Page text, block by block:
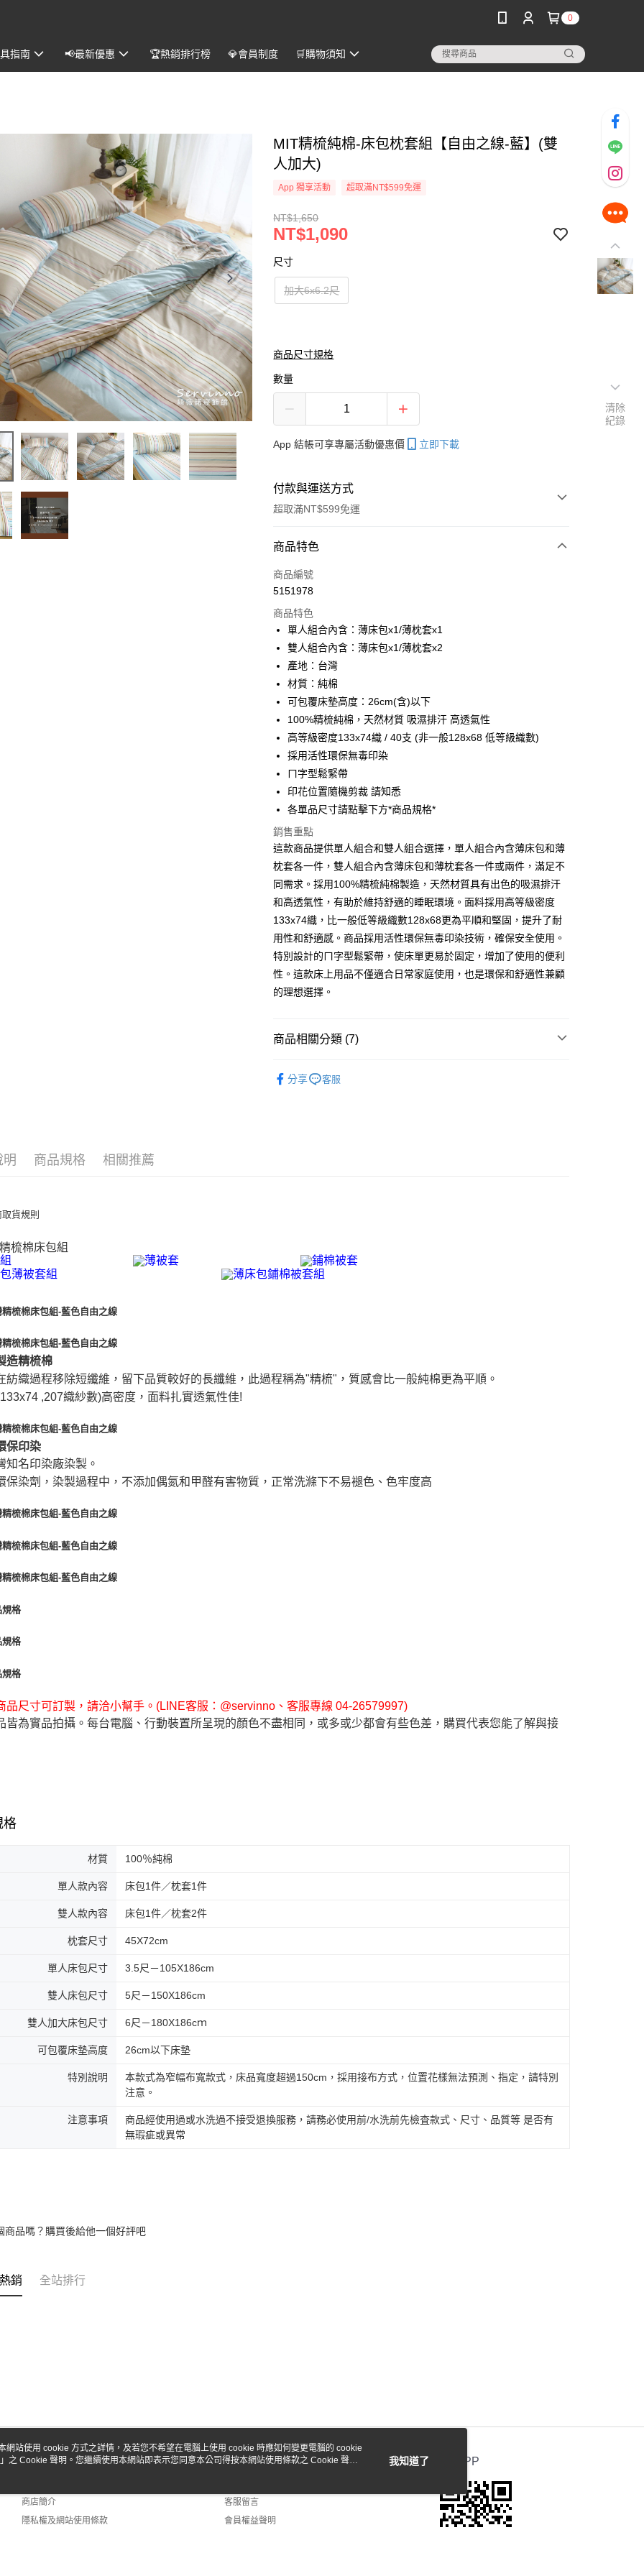
0
指南 📢最新優惠 🏆熱銷排行榜 💎會員制度 🛒購物須知
MIT精梳純棉-床包枕套組【自由之線-藍】(雙
人加大)
App 獨享活動 超取滿NT$599免運
NT$1,650
NT$1,090
尺寸
加大6x6.2尺
商品尺寸規格
數量
App 結帳可享專屬活動優惠價 立即下載
付款與運送方式
超取滿NT$599免運
付款方式
信用卡一次付款
LINE Pay
Apple Pay
街口支付
悠遊付
全盈+PAY
ATM付款
運送方式
全家取貨付款
每筆NT$60，滿NT$599(含以上)免運費
離島-全家取貨付款
每筆NT$60
付款後全家取貨
每筆NT$60，滿NT$599(含以上)免運費
7-11取貨付款
每筆NT$60
每筆NT$60
每筆NT$60
商品特色
商品編號
5151978
商品特色
單人組合內含：薄床包x1/薄枕套x1
雙人組合內含：薄床包x1/薄枕套x2
產地：台灣
材質：純棉
可包覆床墊高度：26cm(含)以下
100%精梳純棉，天然材質 吸濕排汗 高透氣性
高等級密度133x74織 / 40支 (非一般128x68 低等級織數)
採用活性環保無毒印染
ㄇ字型鬆緊帶
印花位置隨機剪裁 請知悉
各單品尺寸請點擊下方*商品規格*
銷售重點
這款商品提供單人組合和雙人組合選擇，單人組合內含薄床包和薄
枕套各一件，雙人組合內含薄床包和薄枕套各一件或兩件，滿足不
同需求。採用100%精梳純棉製造，天然材質具有出色的吸濕排汗
和高透氣性，有助於維持舒適的睡眠環境。面料採用高等級密度
133x74織，比一般低等級織數128x68更為平順和堅固，提升了耐
用性和舒適感。商品採用活性環保無毒印染技術，確保安全使用。
特別設計的ㄇ字型鬆緊帶，使床單更易於固定，增加了使用的便利
性。這款床上用品不僅適合日常家庭使用，也是環保和舒適性兼顧
的理想選擇。
商品相關分類 (7)
分享 客服
明 商品規格 相關推薦
造精梳棉
紡織過程移除短纖維，留下品質較好的長纖維，此過程稱為"精梳"，質感會比一般純棉更為平順。
,207織紗數)高密度，面料扎實透氣性佳!
保印染
知名印染廠染製。
保染劑，染製過程中，不添加偶氮和甲醛有害物質，正常洗滌下不易褪色、色牢度高
品尺寸可訂製，請洽小幫手。(LINE客服：@servinno、客服專線 04-26579997)
皆為實品拍攝。每台電腦、行動裝置所呈現的顏色不盡相同，或多或少都會有些色差，購買代表您能了解與接
格
材質 100％純棉
單人款內容 床包1件／枕套1件
雙人款內容 床包1件／枕套2件
枕套尺寸 45X72cm
單人床包尺寸 3.5尺－105X186cm
雙人床包尺寸 5尺－150X186cm
雙人加大床包尺寸 6尺－180X186cｍ
可包覆床墊高度 26cm以下床墊
特別說明
本款式為窄幅布寬款式，床品寬度超過150cm，採用接布方式，位置花樣無法預測、指定，請特別
注意。
注意事項
商品經使用過或水洗過不接受退換服務，請務必使用前/水洗前先檢査款式、尺寸、品質等 是否有
無瑕疵或異常
商品嗎？購買後給他一個好評吧
銷 全站排行
關於我們
商店簡介
隱私權及網站使用條款
客服資訊
客服留言
會員權益聲明
官方APP
清除
紀錄
網站使用 cookie 方式之詳情，及若您不希望在電腦上使用 cookie 時應如何變更電腦的 cookie
」之 Cookie 聲明。您繼續使用本網站即表示您同意本公司得按本網站使用條款之 Cookie 聲明
我知道了